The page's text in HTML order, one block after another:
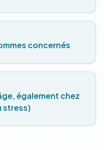
concernés
également chez
stress)